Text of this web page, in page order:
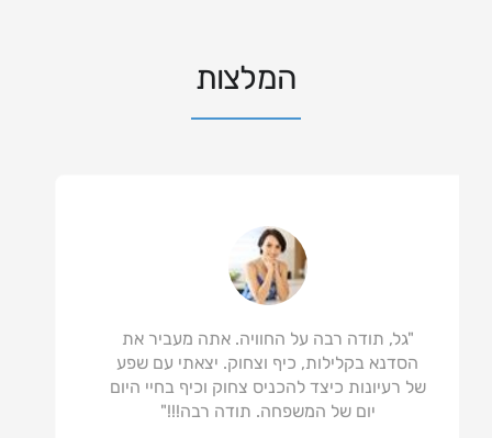
המלצות
"גל, תודה רבה על החוויה. אתה מעביר את
הסדנא בקלילות, כיף וצחוק. יצאתי עם שפע
של רעיונות כיצד להכניס צחוק וכיף בחיי היום
יום של המשפחה. תודה רבה!!!"